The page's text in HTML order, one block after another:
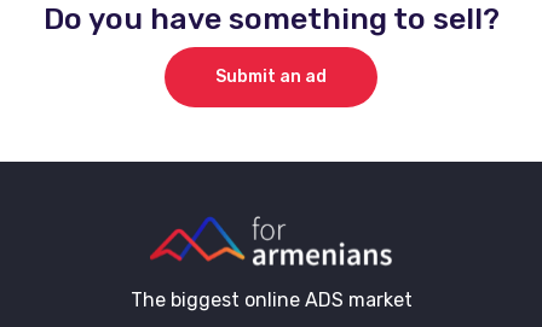
Do you have something to sell?
Submit an ad
The biggest online ADS market